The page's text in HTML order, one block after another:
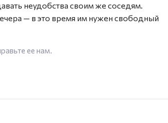
неудобства своим же соседям.
— в это время им нужен свободный
ее нам.